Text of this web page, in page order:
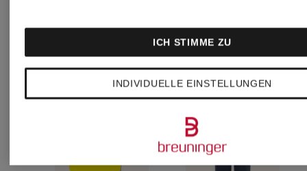
INDIVIDUELLE EINSTELLUNGEN
ICH STIMME ZU